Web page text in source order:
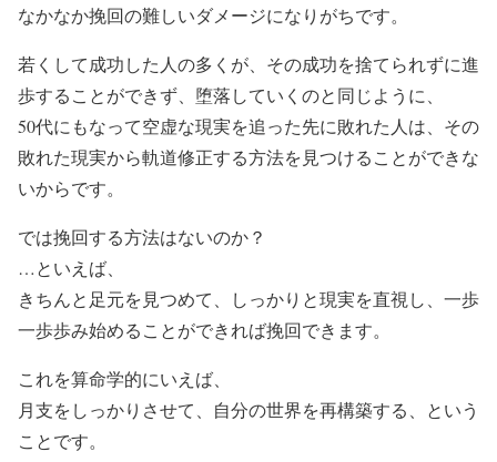
なかなか挽回の難しいダメージになりがちです。
若くして成功した人の多くが、その成功を捨てられずに進
歩することができず、堕落していくのと同じように、
50代にもなって空虚な現実を追った先に敗れた人は、その
敗れた現実から軌道修正する方法を見つけることができな
いからです。
では挽回する方法はないのか？
…といえば、
きちんと足元を見つめて、しっかりと現実を直視し、一歩
一歩歩み始めることができれば挽回できます。
これを算命学的にいえば、
月支をしっかりさせて、自分の世界を再構築する、という
ことです。